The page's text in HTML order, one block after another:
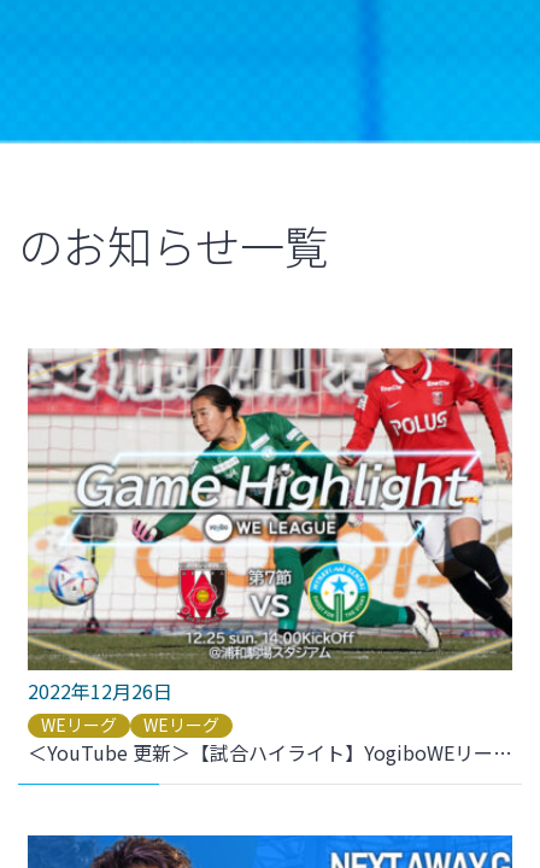
のお知らせ一覧
2022年12月26日
WEリーグ WEリーグ
＜YouTube 更新＞【試合ハイライト】YogiboWEリーグ 第7節 vs.三菱重工浦和レッズレディース をアップしました